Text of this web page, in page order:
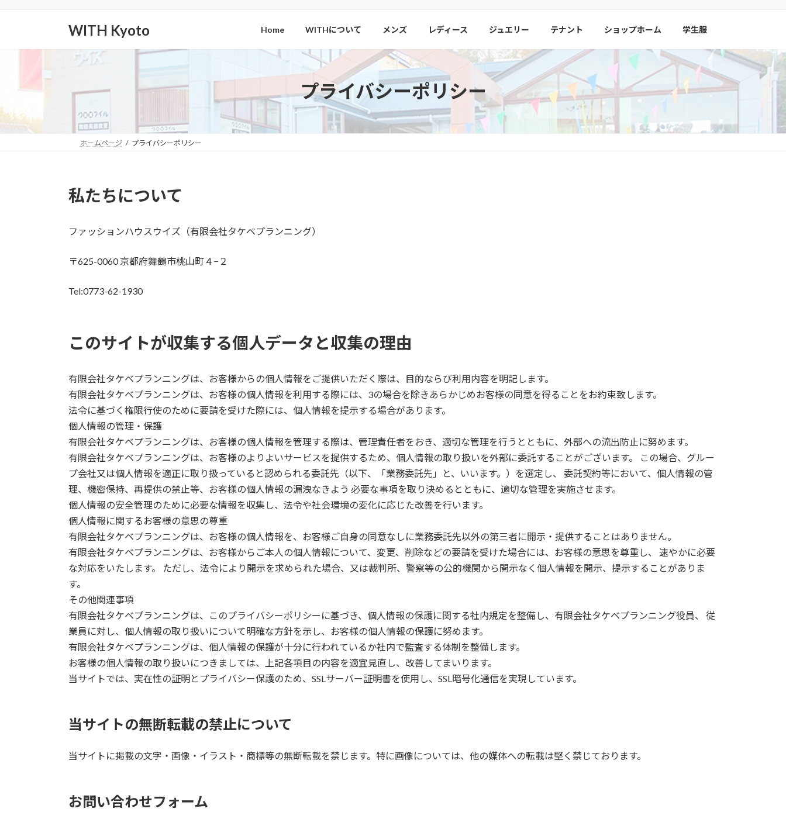
キ
プ
に
動
WITH Kyoto Home WITHについて メンズ レディース ジュエリー テナント ショップホーム 学生服
プライバシーポリシー
ホームページ プライバシーポリシー
私たちについて
ファッションハウスウイズ（有限会社タケベプランニング）
〒625-0060 京都府舞鶴市桃山町４−２
Tel:0773-62-1930
このサイトが収集する個人データと収集の理由
有限会社タケベプランニングは、お客様からの個人情報をご提供いただく際は、目的ならび利用内容を明記します。
有限会社タケベプランニングは、お客様の個人情報を利用する際には、3の場合を除きあらかじめお客様の同意を得ることをお約束致します。
法令に基づく権限行使のために要請を受けた際には、個人情報を提示する場合があります。
個人情報の管理・保護
有限会社タケベプランニングは、お客様の個人情報を管理する際は、管理責任者をおき、適切な管理を行うとともに、外部への流出防止に努めます。
有限会社タケベプランニングは、お客様のよりよいサービスを提供するため、個人情報の取り扱いを外部に委託することがございます。 この場合、グルー
プ会社又は個人情報を適正に取り扱っていると認められる委託先（以下、「業務委託先」と、いいます。）を選定し、 委託契約等において、個人情報の管
理、機密保持、再提供の禁止等、お客様の個人情報の漏洩なきよう 必要な事項を取り決めるとともに、適切な管理を実施させます。
個人情報の安全管理のために必要な情報を収集し、法令や社会環境の変化に応じた改善を行います。
個人情報に関するお客様の意思の尊重
有限会社タケベプランニングは、お客様の個人情報を、お客様ご自身の同意なしに業務委託先以外の第三者に開示・提供することはありません。
有限会社タケベプランニングは、お客様からご本人の個人情報について、変更、削除などの要請を受けた場合には、お客様の意思を尊重し、 速やかに必要
な対応をいたします。 ただし、法令により開示を求められた場合、又は裁判所、警察等の公的機関から開示なく個人情報を開示、提示することがありま
す。
その他関連事項
有限会社タケベプランニングは、このプライバシーポリシーに基づき、個人情報の保護に関する社内規定を整備し、有限会社タケベプランニング役員、 従
業員に対し、個人情報の取り扱いについて明確な方針を示し、お客様の個人情報の保護に努めます。
有限会社タケベプランニングは、個人情報の保護が十分に行われているか社内で監査する体制を整備します。
お客様の個人情報の取り扱いにつきましては、上記各項目の内容を適宜見直し、改善してまいります。
当サイトでは、実在性の証明とプライバシー保護のため、SSLサーバー証明書を使用し、SSL暗号化通信を実現しています。
当サイトの無断転載の禁止について
当サイトに掲載の文字・画像・イラスト・商標等の無断転載を禁じます。特に画像については、他の媒体への転載は堅く禁じております。
お問い合わせフォーム